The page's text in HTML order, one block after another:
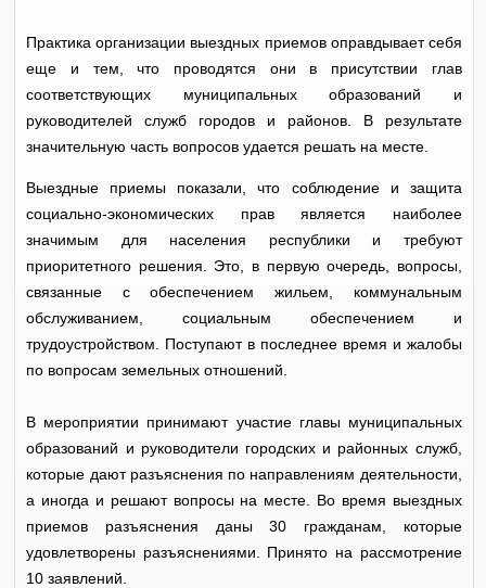
Практика организации выездных приемов оправдывает себя
еще и тем, что проводятся они в присутствии глав
соответствующих муниципальных образований и
руководителей служб городов и районов. В результате
значительную часть вопросов удается решать на месте.
Выездные приемы показали, что соблюдение и защита
социально-экономических прав является наиболее
значимым для населения республики и требуют
приоритетного решения. Это, в первую очередь, вопросы,
связанные с обеспечением жильем, коммунальным
обслуживанием, социальным обеспечением и
трудоустройством. Поступают в последнее время и жалобы
по вопросам земельных отношений.
В мероприятии принимают участие главы муниципальных
образований и руководители городских и районных служб,
которые дают разъяснения по направлениям деятельности,
а иногда и решают вопросы на месте. Во время выездных
приемов разъяснения даны 30 гражданам, которые
удовлетворены разъяснениями. Принято на рассмотрение
10 заявлений.